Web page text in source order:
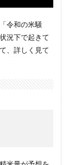
令和の米騒
況下で起きて
、詳しく見て